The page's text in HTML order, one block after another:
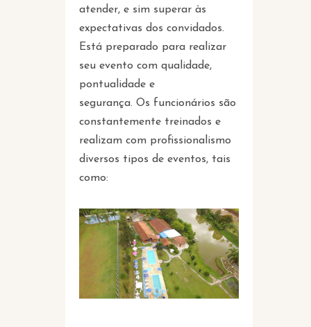
atender, e sim superar às
expectativas dos convidados.
Está preparado para realizar
seu evento com qualidade,
pontualidade e
segurança. Os funcionários são
constantemente treinados e
realizam com profissionalismo
diversos tipos de eventos, tais
como: